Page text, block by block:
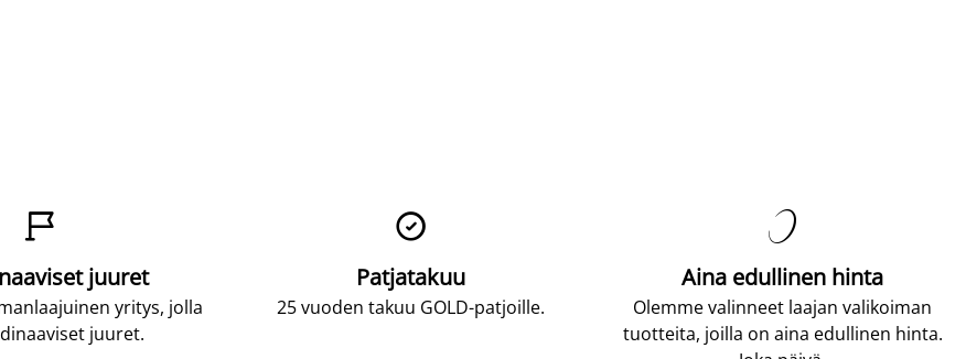

juuret
yritys, jolla
juuret.

Patjatakuu
25 vuoden takuu GOLD-patjoille.

Aina edullinen hinta
Olemme valinneet laajan valikoiman
tuotteita, joilla on aina edullinen hinta.